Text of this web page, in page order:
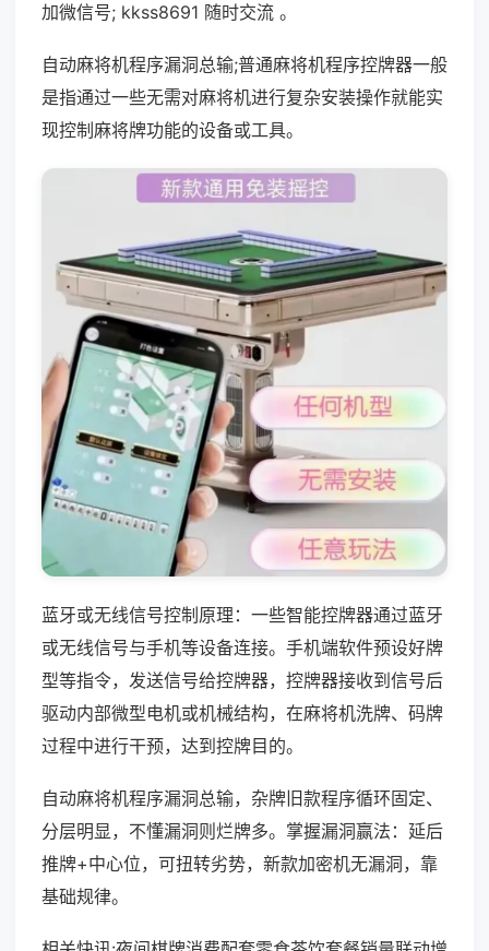
加微信号; kkss8691 随时交流 。
自动麻将机程序漏洞总输;普通麻将机程序控牌器一般
是指通过一些无需对麻将机进行复杂安装操作就能实
现控制麻将牌功能的设备或工具。
蓝牙或无线信号控制原理：一些智能控牌器通过蓝牙
或无线信号与手机等设备连接。手机端软件预设好牌
型等指令，发送信号给控牌器，控牌器接收到信号后
驱动内部微型电机或机械结构，在麻将机洗牌、码牌
过程中进行干预，达到控牌目的。
自动麻将机程序漏洞总输，杂牌旧款程序循环固定、
分层明显，不懂漏洞则烂牌多。掌握漏洞赢法：延后
推牌+中心位，可扭转劣势，新款加密机无漏洞，靠
基础规律。